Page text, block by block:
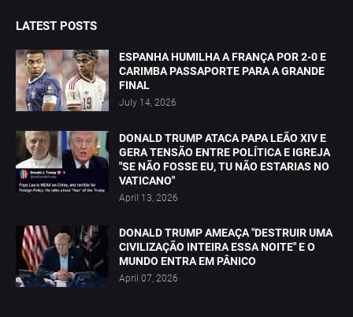
LATEST POSTS
ESPANHA HUMILHA A FRANÇA POR 2-0 E
CARIMBA PASSAPORTE PARA A GRANDE
FINAL
July 14, 2026
DONALD TRUMP ATACA PAPA LEÃO XIV E
GERA TENSÃO ENTRE POLÍTICA E IGREJA
"SE NÃO FOSSE EU, TU NÃO ESTARIAS NO
VATICANO"
April 13, 2026
DONALD TRUMP AMEAÇA "DESTRUIR UMA
CIVILIZAÇÃO INTEIRA ESSA NOITE" E O
MUNDO ENTRA EM PÂNICO
April 07, 2026